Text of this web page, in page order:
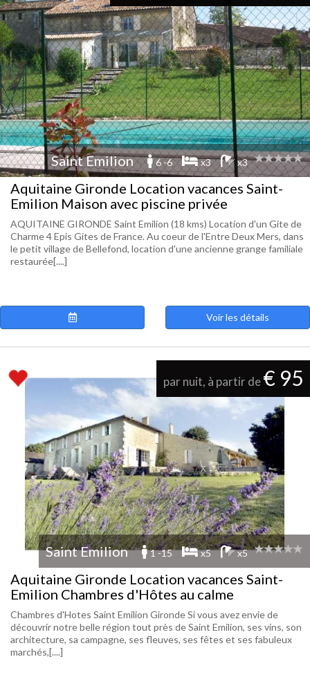
Saint Emilion 6 -6 x3 x3
Aquitaine Gironde Location vacances Saint-
Emilion Maison avec piscine privée
AQUITAINE GIRONDE Saint Emilion (18 kms) Location d'un Gite de
Charme 4 Epis Gites de France. Au coeur de l'Entre Deux Mers, dans
le petit village de Bellefond, location d'une ancienne grange familiale
restaurée[....]
Voir les détails
par nuit, à partir de€ 95
Saint Emilion 1 -15 x5 x5
Aquitaine Gironde Location vacances Saint-
Emilion Chambres d'Hôtes au calme
Chambres d'Hotes Saint Emilion Gironde Si vous avez envie de
découvrir notre belle région tout près de Saint Emilion, ses vins, son
architecture, sa campagne, ses fleuves, ses fêtes et ses fabuleux
marchés,[....]